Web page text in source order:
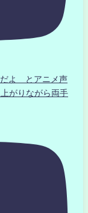
よ とアニメ声
がりながら両手